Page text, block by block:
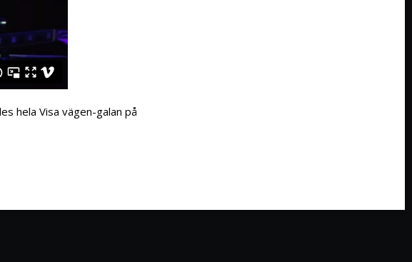
hela Visa vägen-galan på